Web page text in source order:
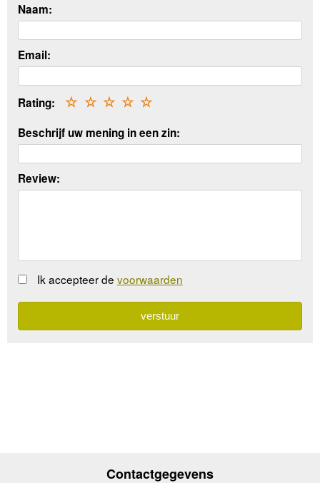
Naam:
Email:
Rating: ☆
☆
☆
☆
☆
Beschrijf uw mening in een zin:
Review:
Ik accepteer de voorwaarden
Contactgegevens